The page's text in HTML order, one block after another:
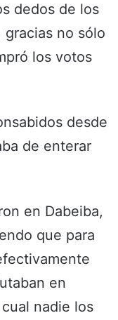
dedos de los
no sólo
los votos
desde
de enterar
en Dabeiba,
que para
en
nadie los